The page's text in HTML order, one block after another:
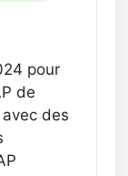
pour
de
avec des